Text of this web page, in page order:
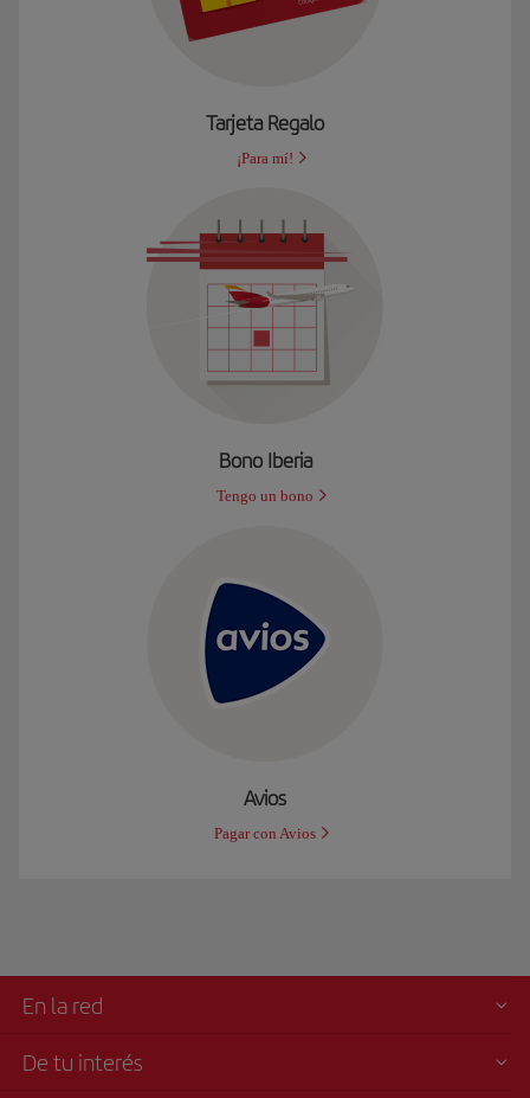
Tarjeta Regalo
¡Para mí!
Bono Iberia
Tengo un bono
Avios
Pagar con Avios
En la red
De tu interés